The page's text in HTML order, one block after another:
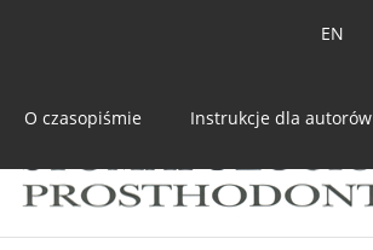
EN
O czasopiśmie Instrukcje dla autorów